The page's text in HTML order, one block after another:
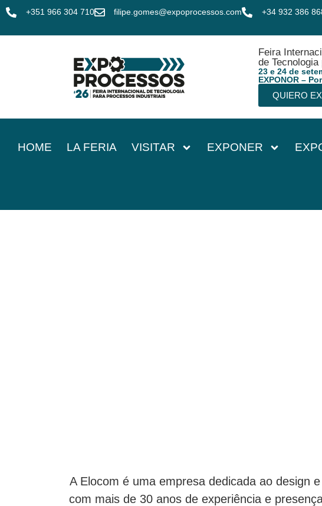
+351 966 304 710 filipe.gomes@expoprocessos.com +34 932 386
Feira
de
23 e 24 de
EXPONOR –
QUIERO
HOME LA FERIA VISITAR EXPONER
A Elocom é uma empresa dedicada ao design
com mais de 30 anos de experiência e